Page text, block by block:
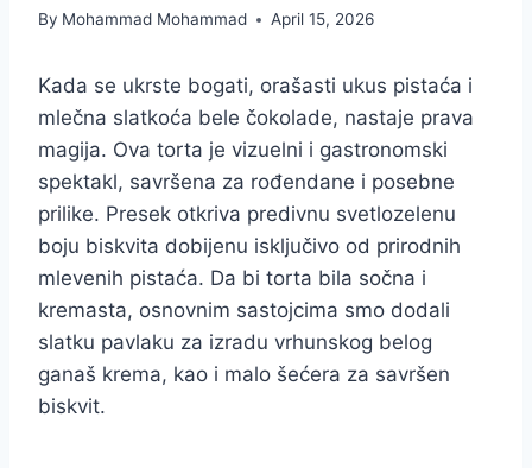
By Mohammad Mohammad April 15, 2026
Kada se ukrste bogati, orašasti ukus pistaća i
mlečna slatkoća bele čokolade, nastaje prava
magija. Ova torta je vizuelni i gastronomski
spektakl, savršena za rođendane i posebne
prilike. Presek otkriva predivnu svetlozelenu
boju biskvita dobijenu isključivo od prirodnih
mlevenih pistaća. Da bi torta bila sočna i
kremasta, osnovnim sastojcima smo dodali
slatku pavlaku za izradu vrhunskog belog
ganaš krema, kao i malo šećera za savršen
biskvit.